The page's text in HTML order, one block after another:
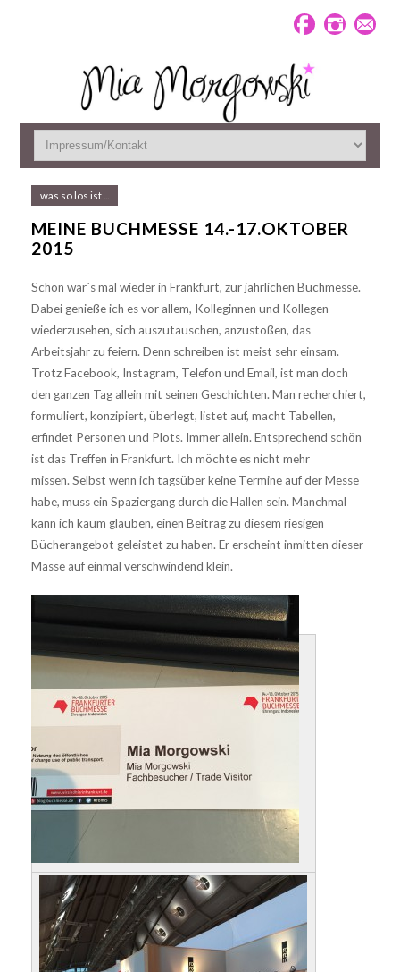
was so los ist ...
MEINE BUCHMESSE 14.-17.OKTOBER
2015
Schön war´s mal wieder in Frankfurt, zur jährlichen Buchmesse.
Dabei genieße ich es vor allem, Kolleginnen und Kollegen
wiederzusehen, sich auszutauschen, anzustoßen, das
Arbeitsjahr zu feiern. Denn schreiben ist meist sehr einsam.
Trotz Facebook, Instagram, Telefon und Email, ist man doch
den ganzen Tag allein mit seinen Geschichten. Man recherchiert,
formuliert, konzipiert, überlegt, listet auf, macht Tabellen,
erfindet Personen und Plots. Immer allein. Entsprechend schön
ist das Treffen in Frankfurt. Ich möchte es nicht mehr
missen. Selbst wenn ich tagsüber keine Termine auf der Messe
habe, muss ein Spaziergang durch die Hallen sein. Manchmal
kann ich kaum glauben, einen Beitrag zu diesem riesigen
Bücherangebot geleistet zu haben. Er erscheint inmitten dieser
Masse auf einmal verschwindend klein.